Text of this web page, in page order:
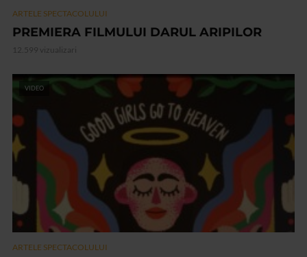
ARTELE SPECTACOLULUI
PREMIERA FILMULUI DARUL ARIPILOR
12.599 vizualizari
VIDEO
ARTELE SPECTACOLULUI